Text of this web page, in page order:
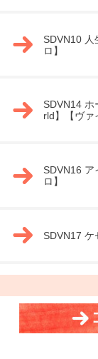
SDVN10 人
ロ】
SDVN14 ホ
rld】【ヴァ
SDVN16 ア
ロ】
SDVN17 ケ